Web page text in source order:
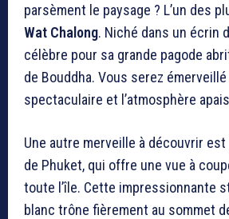
parsèment le paysage ? L’un des
Wat Chalong. Niché dans un écrin
célèbre pour sa grande pagode
de Bouddha. Vous serez
spectaculaire et l’atmosphère
Une autre merveille à découvrir est
de Phuket, qui offre une vue à
toute l’île. Cette impressionnante
blanc trône fièrement au sommet